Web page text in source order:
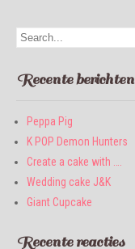
Recente berichten
Peppa Pig
K POP Demon Hunters
Create a cake with ….
Wedding cake J&K
Giant Cupcake
Recente reacties